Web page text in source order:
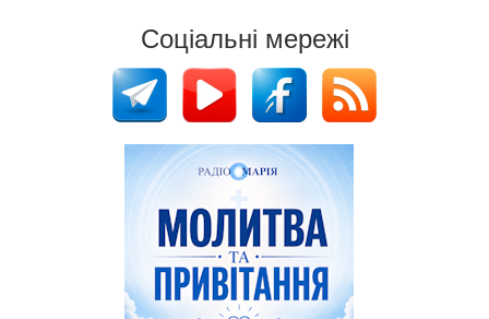
Соціальні мережі